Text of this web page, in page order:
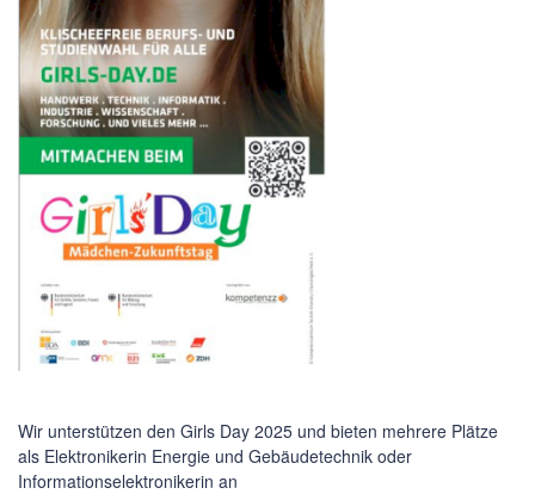
Wir unterstützen den Girls Day 2025 und bieten mehrere Plätze
als Elektronikerin Energie und Gebäudetechnik oder
Informationselektronikerin an